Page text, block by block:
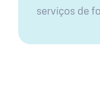
serviços de